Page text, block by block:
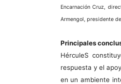
Encarnación Cruz,
Armengol, presidente
Principales
HérculeS
respuesta y el
en un ambiente